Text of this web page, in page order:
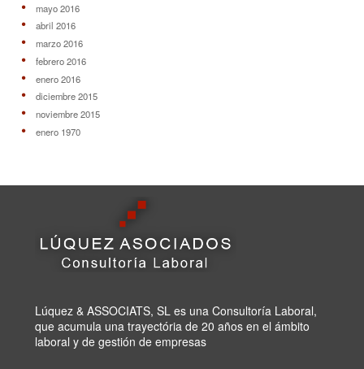
mayo 2016
abril 2016
marzo 2016
febrero 2016
enero 2016
diciembre 2015
noviembre 2015
enero 1970
Lúquez & ASSOCIATS, SL es una Consultoría Laboral,
que acumula una trayectória de 20 años en el ámbito
laboral y de gestión de empresas